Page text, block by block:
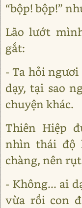
“bộp! bộp!”
Lão lướt
gắt:
- Ta hỏi
dạy, tại sao
chuyện khác.
Thiên Hiệp
nhìn thái độ
chàng, nên
- Không... ai
vừa rồi con